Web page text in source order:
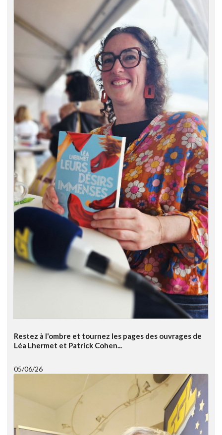
Restez à l'ombre et tournez les pages des ouvrages de
Léa Lhermet et Patrick Cohen...
05/06/26